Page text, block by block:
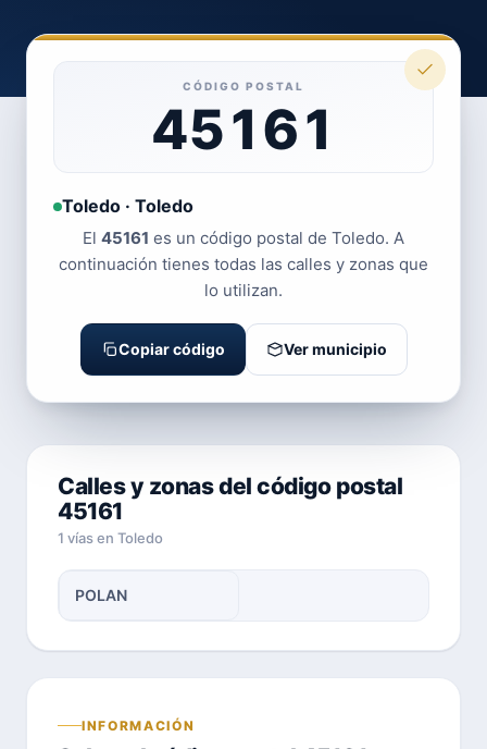
CÓDIGO POSTAL
45161
Toledo · Toledo
El 45161 es un código postal de Toledo. A
continuación tienes todas las calles y zonas que
lo utilizan.
Copiar código Ver municipio
Calles y zonas del código postal
45161
1 vías en Toledo
POLAN
INFORMACIÓN